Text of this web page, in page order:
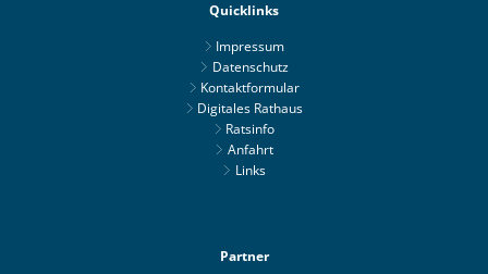
Quicklinks
Impressum
Datenschutz
Kontaktformular
Digitales Rathaus
Ratsinfo
Anfahrt
Links
Partner